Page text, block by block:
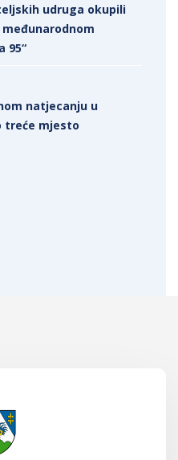
udruga okupili
95“
natjecanju u
treće mjesto